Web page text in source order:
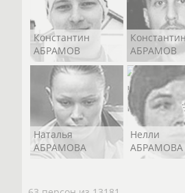
Константин
АБРАМОВ
АБРАМОВ
Наталья
АБРАМОВА
Нелли
АБРАМОВА